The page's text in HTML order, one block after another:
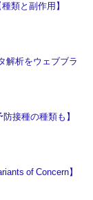
類と副作用】
解析をウェブブラ
接種の種類も】
of Concern】